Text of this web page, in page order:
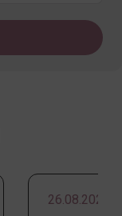
26.08.2026